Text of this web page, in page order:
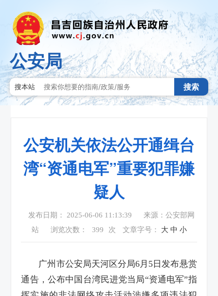
公安局
搜本站 搜索
公安机关依法公开通缉台
湾“资通电军”重要犯罪嫌
疑人
发布日期： 2025-06-06 11:13:39
来源：公安部网
站
浏览次数： 399 次 文章字号： 大 中 小
广州市公安局天河区分局6月5日发布悬赏
通告，公布中国台湾民进党当局“资通电军”指